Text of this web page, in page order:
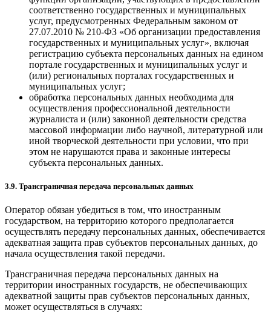
соответственно государственных и муниципальных
услуг, предусмотренных Федеральным законом от
27.07.2010 № 210-ФЗ «Об организации предоставления
государственных и муниципальных услуг», включая
регистрацию субъекта персональных данных на едином
портале государственных и муниципальных услуг и
(или) региональных порталах государственных и
муниципальных услуг;
обработка персональных данных необходима для
осуществления профессиональной деятельности
журналиста и (или) законной деятельности средства
массовой информации либо научной, литературной или
иной творческой деятельности при условии, что при
этом не нарушаются права и законные интересы
субъекта персональных данных.
3.9. Трансграничная передача персональных данных
Оператор обязан убедиться в том, что иностранным
государством, на территорию которого предполагается
осуществлять передачу персональных данных, обеспечивается
адекватная защита прав субъектов персональных данных, до
начала осуществления такой передачи.
Трансграничная передача персональных данных на
территории иностранных государств, не обеспечивающих
адекватной защиты прав субъектов персональных данных,
может осуществляться в случаях: